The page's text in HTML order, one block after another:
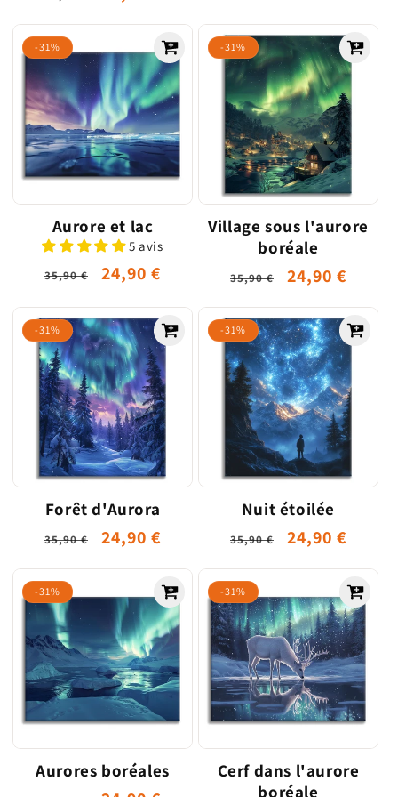
habituelpromotionnel
-31%
Aurore et lac
5 avis
Prix
35,90 €
Prix
24,90 €
-31%
Village sous l'aurore
boréale
Prix
habituel
35,90 €
Prix
24,90 €
-31%
Forêt d'Aurora
Prix
habituel
35,90 €
Prix
promotionnel
24,90 €
-31%
Nuit étoilée
Prix
habituel
35,90 €
Prix
24,90 €
-31%
Aurores boréales
-31%
Cerf dans l'aurore
boréale